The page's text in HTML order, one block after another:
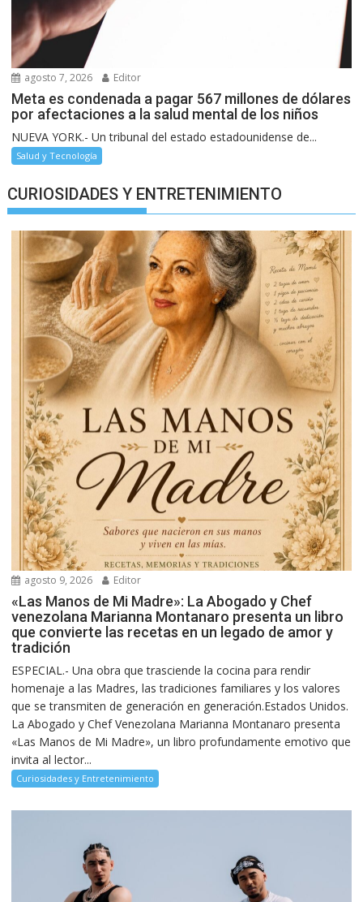
agosto 7, 2026 Editor
Meta es condenada a pagar 567 millones de dólares
por afectaciones a la salud mental de los niños
NUEVA YORK.- Un tribunal del estado estadounidense de...
Salud y Tecnología
CURIOSIDADES Y ENTRETENIMIENTO
agosto 9, 2026 Editor
«Las Manos de Mi Madre»: La Abogado y Chef
venezolana Marianna Montanaro presenta un libro
que convierte las recetas en un legado de amor y
tradición
ESPECIAL.- Una obra que trasciende la cocina para rendir
homenaje a las Madres, las tradiciones familiares y los valores
que se transmiten de generación en generación.Estados Unidos.
La Abogado y Chef Venezolana Marianna Montanaro presenta
«Las Manos de Mi Madre», un libro profundamente emotivo que
invita al lector...
Curiosidades y Entretenimiento